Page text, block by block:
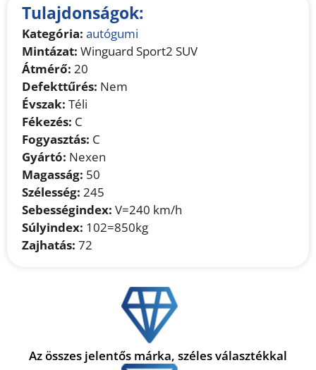
Tulajdonságok:
Kategória: autógumi
Mintázat: Winguard Sport2 SUV
Átmérő: 20
Defekttűrés: Nem
Évszak: Téli
Fékezés: C
Fogyasztás: C
Gyártó: Nexen
Magasság: 50
Szélesség: 245
Sebességindex: V=240 km/h
Súlyindex: 102=850kg
Zajhatás: 72
Az összes jelentős márka, széles választékkal